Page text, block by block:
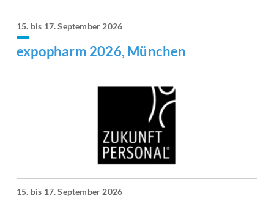
15. bis 17. September 2026
expopharm 2026, München
15. bis 17. September 2026